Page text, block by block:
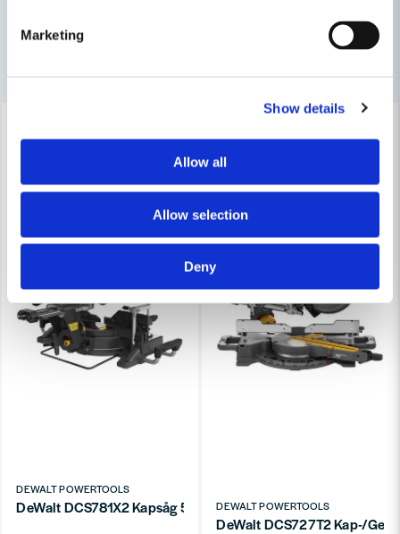
Marketing
Show details
Allow all
Allow selection
Deny
DEWALT POWERTOOLS
DeWalt DCS781X2 Kapsåg 54V XR FV 305mm (2x9,0ah)
DEWALT POWERTOOLS
DeWalt DCS727T2 Kap-/